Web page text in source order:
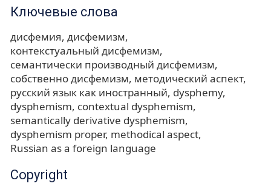
Ключевые слова
дисфемия дисфемизм
контекстуальный дисфемизм
семантически производный дисфемизм
собственно дисфемизм методический аспект
русский язык как иностранный dysphemy
dysphemism contextual dysphemism
semantically derivative dysphemism
dysphemism proper methodical aspect
Russian as a foreign language
Copyright